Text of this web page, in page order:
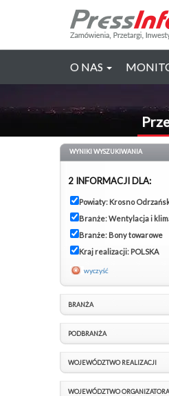
O NAS
WYNIKI WYSZUKIWANIA
2 INFORMACJI DLA:
Powiaty: Krosno
Branże: Wentylacja i
Branże: Bony towarowe
Kraj realizacji: POLSKA
wyczyść
BRANŻA
PODBRANŻA
WOJEWÓDZTWO REALIZACJI
WOJEWÓDZTWO ORGANIZATORA